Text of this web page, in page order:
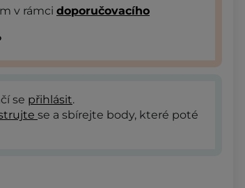
v rámci doporučovacího
se přihlásit.
se a sbírejte body, které poté